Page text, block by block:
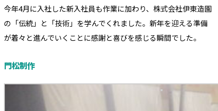
今年4月に入社した新入社員も作業に加わり、株式会社伊東造園
の「伝統」と「技術」を学んでくれました。新年を迎える準備
が着々と進んでいくことに感謝と喜びを感じる瞬間でした。
門松制作